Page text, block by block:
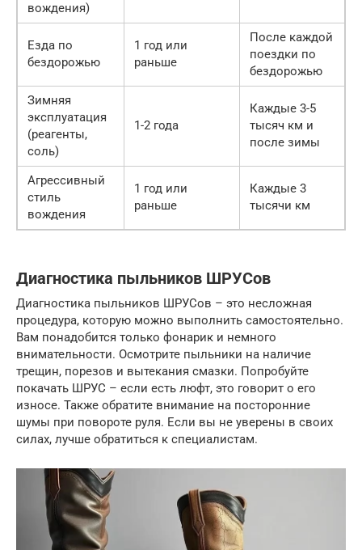
вождения)
Езда по
бездорожью
1 год или
раньше
После каждой
поездки по
бездорожью
Зимняя
эксплуатация
(реагенты,
соль)
1-2 года
Каждые 3-5
тысяч км и
после зимы
Агрессивный
стиль
вождения
1 год или
раньше
Каждые 3
тысячи км
Диагностика пыльников ШРУСов
Диагностика пыльников ШРУСов – это несложная
процедура, которую можно выполнить самостоятельно.
Вам понадобится только фонарик и немного
внимательности. Осмотрите пыльники на наличие
трещин, порезов и вытекания смазки. Попробуйте
покачать ШРУС – если есть люфт, это говорит о его
износе. Также обратите внимание на посторонние
шумы при повороте руля. Если вы не уверены в своих
силах, лучше обратиться к специалистам.